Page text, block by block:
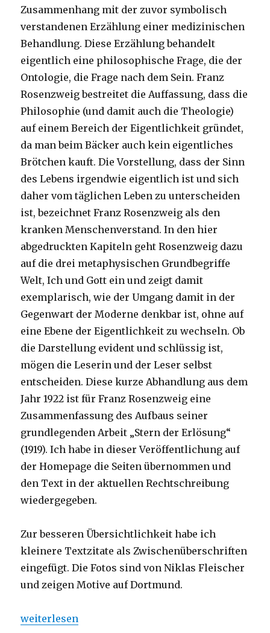
Zusammenhang mit der zuvor symbolisch
verstandenen Erzählung einer medizinischen
Behandlung. Diese Erzählung behandelt
eigentlich eine philosophische Frage, die der
Ontologie, die Frage nach dem Sein. Franz
Rosenzweig bestreitet die Auffassung, dass die
Philosophie (und damit auch die Theologie)
auf einem Bereich der Eigentlichkeit gründet,
da man beim Bäcker auch kein eigentliches
Brötchen kauft. Die Vorstellung, dass der Sinn
des Lebens irgendwie eigentlich ist und sich
daher vom täglichen Leben zu unterscheiden
ist, bezeichnet Franz Rosenzweig als den
kranken Menschenverstand. In den hier
abgedruckten Kapiteln geht Rosenzweig dazu
auf die drei metaphysischen Grundbegriffe
Welt, Ich und Gott ein und zeigt damit
exemplarisch, wie der Umgang damit in der
Gegenwart der Moderne denkbar ist, ohne auf
eine Ebene der Eigentlichkeit zu wechseln. Ob
die Darstellung evident und schlüssig ist,
mögen die Leserin und der Leser selbst
entscheiden. Diese kurze Abhandlung aus dem
Jahr 1922 ist für Franz Rosenzweig eine
Zusammenfassung des Aufbaus seiner
grundlegenden Arbeit „Stern der Erlösung“
(1919). Ich habe in dieser Veröffentlichung auf
der Homepage die Seiten übernommen und
den Text in der aktuellen Rechtschreibung
wiedergegeben.
Zur besseren Übersichtlichkeit habe ich
kleinere Textzitate als Zwischenüberschriften
eingefügt. Die Fotos sind von Niklas Fleischer
und zeigen Motive auf Dortmund.
„Franz Rosenzweig. Vom gesunden und kranken
weiterlesen